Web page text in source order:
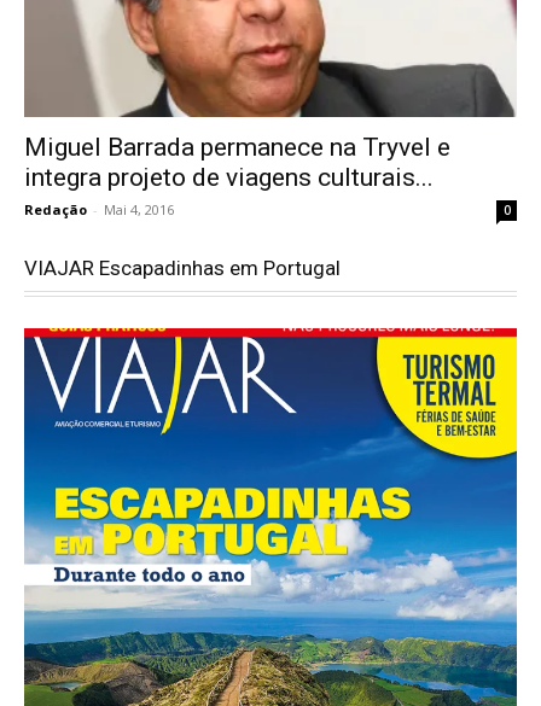
Miguel Barrada permanece na Tryvel e
integra projeto de viagens culturais...
Redação - Mai 4, 2016 0
VIAJAR Escapadinhas em Portugal